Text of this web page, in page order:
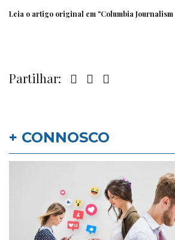
Leia o artigo original em "Columbia Journalism
Partilhar:
+ CONNOSCO